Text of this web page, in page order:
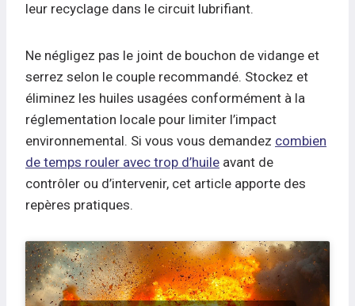
leur recyclage dans le circuit lubrifiant.
Ne négligez pas le joint de bouchon de vidange et
serrez selon le couple recommandé. Stockez et
éliminez les huiles usagées conformément à la
réglementation locale pour limiter l’impact
environnemental. Si vous vous demandez combien
de temps rouler avec trop d’huile avant de
contrôler ou d’intervenir, cet article apporte des
repères pratiques.